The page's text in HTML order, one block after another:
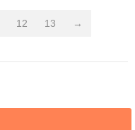
12 13 →